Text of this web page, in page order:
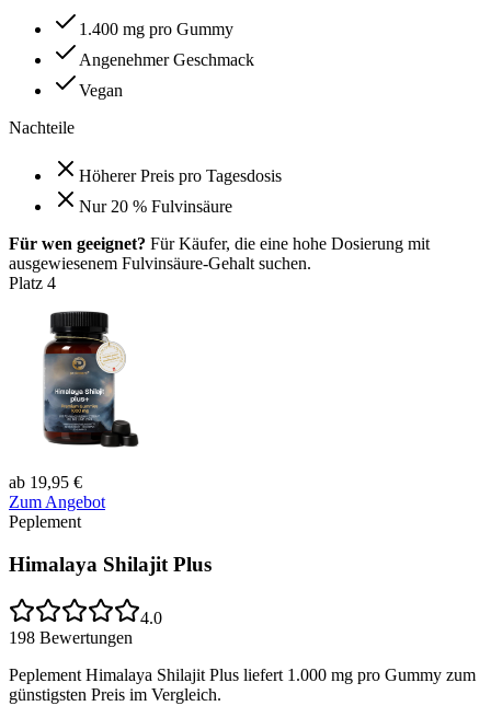
1.400 mg pro Gummy
Angenehmer Geschmack
Vegan
Nachteile
Höherer Preis pro Tagesdosis
Nur 20 % Fulvinsäure
Für wen geeignet? Für Käufer, die eine hohe Dosierung mit
ausgewiesenem Fulvinsäure-Gehalt suchen.
Platz 4
ab 19,95 €
Zum Angebot
Peplement
Himalaya Shilajit Plus
4.0
198 Bewertungen
Peplement Himalaya Shilajit Plus liefert 1.000 mg pro Gummy zum
günstigsten Preis im Vergleich.